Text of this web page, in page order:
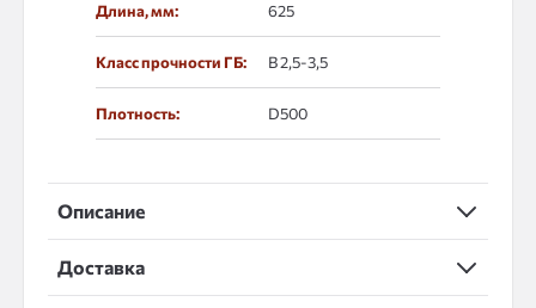
Длина, мм: 625
Класс прочности ГБ: В 2,5-3,5
Плотность: D500
Описание
Доставка